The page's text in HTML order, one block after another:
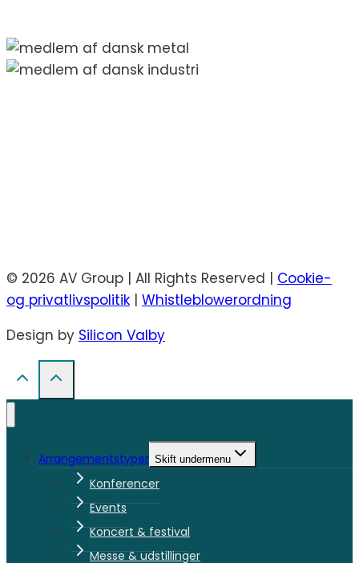
© 2026 AV Group | All Rights Reserved | Cookie-
og privatlivspolitik | Whistleblowerordning
Design by Silicon Valby
Arrangementstyper Skift undermenu
Konferencer
Events
Koncert & festival
Messe & udstillinger